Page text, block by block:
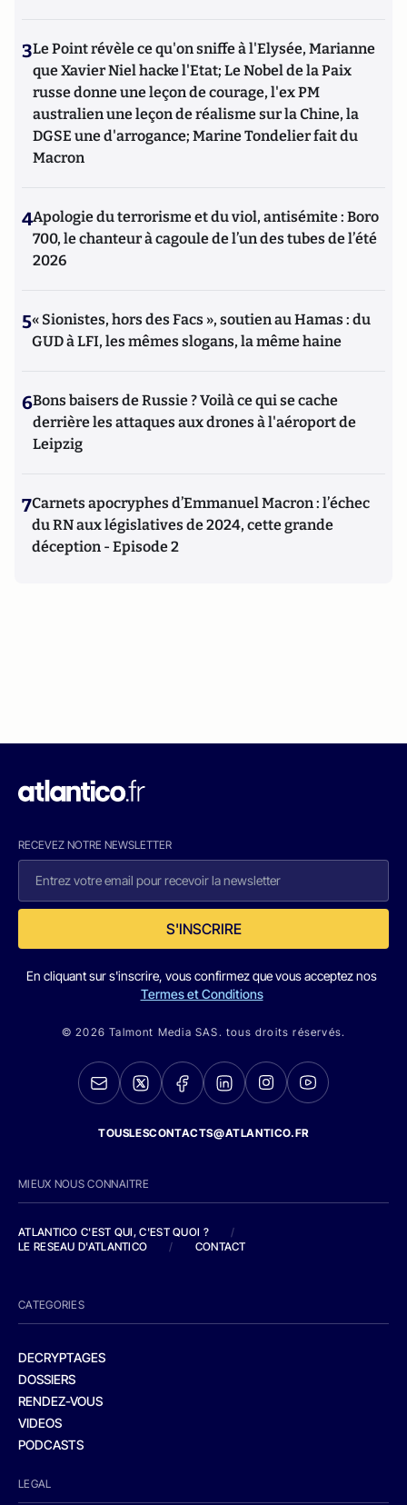
3Le Point révèle ce qu'on sniffe à l'Elysée, Marianne
que Xavier Niel hacke l'Etat; Le Nobel de la Paix
russe donne une leçon de courage, l'ex PM
australien une leçon de réalisme sur la Chine, la
DGSE une d'arrogance; Marine Tondelier fait du
Macron
4Apologie du terrorisme et du viol, antisémite : Boro
700, le chanteur à cagoule de l’un des tubes de l’été
2026
5« Sionistes, hors des Facs », soutien au Hamas : du
GUD à LFI, les mêmes slogans, la même haine
6Bons baisers de Russie ? Voilà ce qui se cache
derrière les attaques aux drones à l'aéroport de
Leipzig
7Carnets apocryphes d’Emmanuel Macron : l’échec
du RN aux législatives de 2024, cette grande
déception - Episode 2
RECEVEZ NOTRE NEWSLETTER
S'INSCRIRE
En cliquant sur s'inscrire, vous confirmez que vous acceptez nos
Termes et Conditions
© 2026 Talmont Media SAS. tous droits réservés.
TOUSLESCONTACTS@ATLANTICO.FR
MIEUX NOUS CONNAITRE
ATLANTICO C'EST QUI, C'EST QUOI ?
/
LE RESEAU D'ATLANTICO
/ CONTACT
CATEGORIES
DECRYPTAGES
DOSSIERS
RENDEZ-VOUS
VIDEOS
PODCASTS
LEGAL